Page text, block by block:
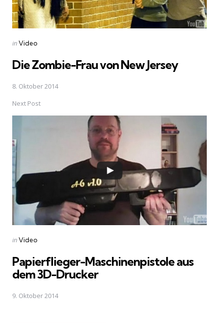
Posted
inVideo
Die Zombie-Frau von New Jersey
8. Oktober 2014
Next Post
Posted
inVideo
Papierflieger-Maschinenpistole aus
dem 3D-Drucker
9. Oktober 2014